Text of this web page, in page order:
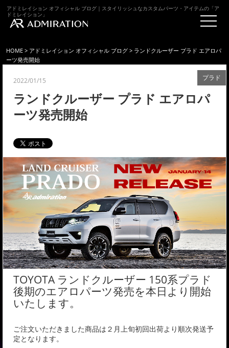
アドミレイション オフィシャル ブログ｜スタイリッシュなカスタムパーツ・アイテムの「ア
ドミレイション」
HOME > アドミレイション オフィシャル ブログ > ランドクルーザー プラド エアロパ
ーツ発売開始
プラド
2022/01/15
ランドクルーザー プラド エアロパ
ーツ発売開始
TOYOTA ランドクルーザー 150系プラド
後期のエアロパーツ発売を本日より開始
いたします。
ご注文いただきました商品は２月上旬初回出荷より順次発送予
定となります。